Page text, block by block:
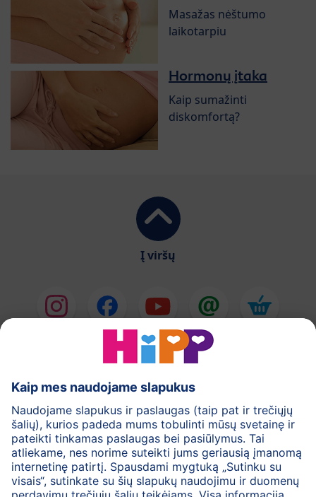
Masažas nėštumo
laikotarpiu
Hormonų įtaka
Kaip sumažinti
diskomfortą?
Į viršų
HiPP Pieno mišiniai
HiPP Kūdikių maistas
Odos priežiūra
Nėštumas
Privatumo politika
Bendrosios svetainės naudojimo taisyklės
Rekvizitai
Apie HiPP Kontaktai